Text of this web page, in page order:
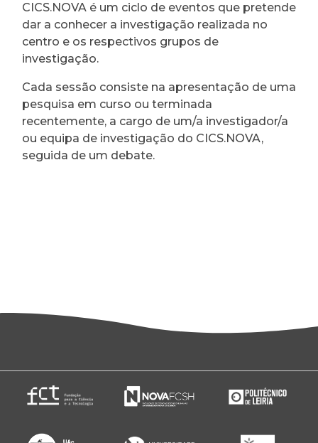
CICS.NOVA é um ciclo de eventos que pretende
dar a conhecer a investigação realizada no
centro e os respectivos grupos de
investigação.
Cada sessão consiste na apresentação de uma
pesquisa em curso ou terminada
recentemente, a cargo de um/a investigador/a
ou equipa de investigação do CICS.NOVA,
seguida de um debate.